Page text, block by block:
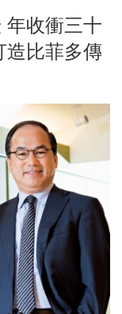
年收衝三十
造比菲多傳